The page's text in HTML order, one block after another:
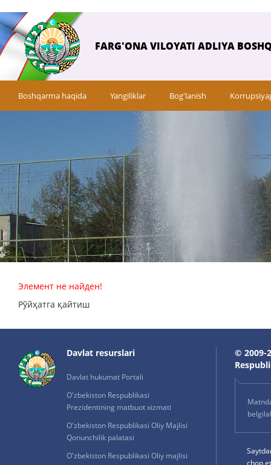
FARG'ONA VILOYATI ADLIYA
Boshqarma haqida Yangiliklar Bog'lanish
Элемент не найден!
Рўйҳатга қайтиш
Davlat resurslari
Davlat hukumat Portali
O'zbekiston Respublikasi
Prezidentining matbuot xizmati
O'zbekiston Respublikasi Oliy Majlisi
Qonunchilik palatasi
O'zbekiston Respublikasi Oliy majlisi
© 2009-
chop